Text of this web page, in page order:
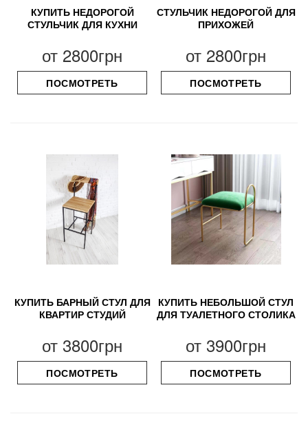
КУПИТЬ НЕДОРОГОЙ
СТУЛЬЧИК ДЛЯ КУХНИ
от 2800грн
ПОСМОТРЕТЬ
СТУЛЬЧИК НЕДОРОГОЙ ДЛЯ
ПРИХОЖЕЙ
от 2800грн
ПОСМОТРЕТЬ
КУПИТЬ БАРНЫЙ СТУЛ ДЛЯ
КВАРТИР СТУДИЙ
от 3800грн
ПОСМОТРЕТЬ
КУПИТЬ НЕБОЛЬШОЙ СТУЛ
ДЛЯ ТУАЛЕТНОГО СТОЛИКА
от 3900грн
ПОСМОТРЕТЬ